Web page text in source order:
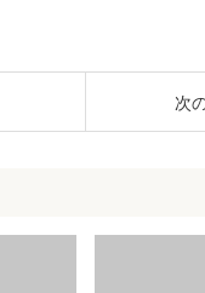
次